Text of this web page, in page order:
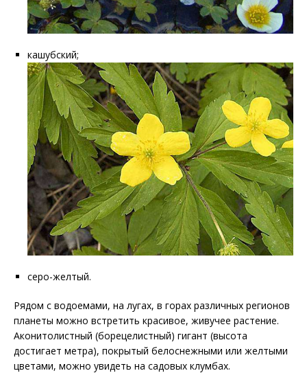
кашубский;
серо-желтый.
Рядом с водоемами, на лугах, в горах различных регионов
планеты можно встретить красивое, живучее растение.
Аконитолистный (борецелистный) гигант (высота
достигает метра), покрытый белоснежными или желтыми
цветами, можно увидеть на садовых клумбах.